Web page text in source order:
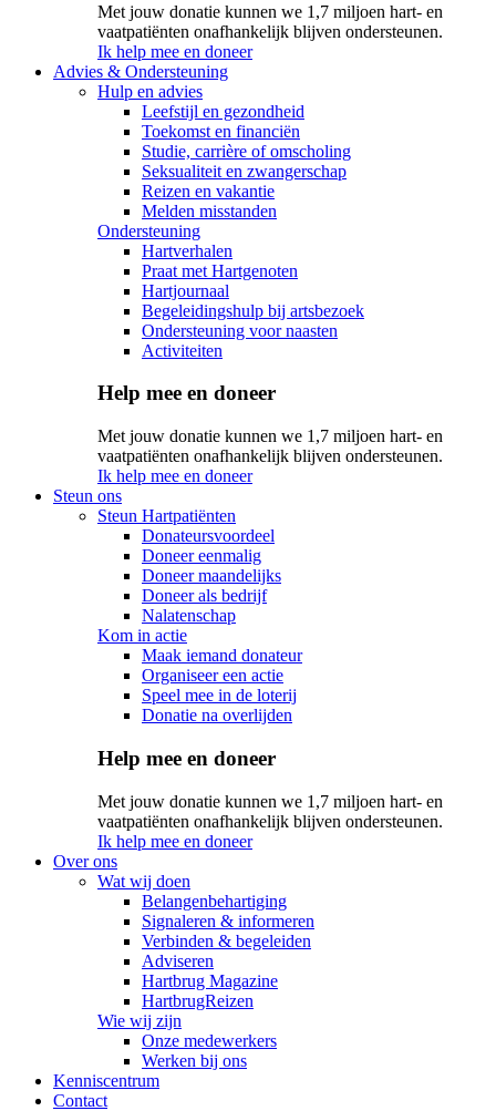
Met jouw donatie kunnen we 1,7 miljoen hart- en
vaatpatiënten onafhankelijk blijven ondersteunen.
Ik help mee en doneer
Advies & Ondersteuning
Hulp en advies
Leefstijl en gezondheid
Toekomst en financiën
Studie, carrière of omscholing
Seksualiteit en zwangerschap
Reizen en vakantie
Melden misstanden
Ondersteuning
Hartverhalen
Praat met Hartgenoten
Hartjournaal
Begeleidingshulp bij artsbezoek
Ondersteuning voor naasten
Activiteiten
Help mee en doneer
Met jouw donatie kunnen we 1,7 miljoen hart- en
vaatpatiënten onafhankelijk blijven ondersteunen.
Ik help mee en doneer
Steun ons
Steun Hartpatiënten
Donateursvoordeel
Doneer eenmalig
Doneer maandelijks
Doneer als bedrijf
Nalatenschap
Kom in actie
Maak iemand donateur
Organiseer een actie
Speel mee in de loterij
Donatie na overlijden
Help mee en doneer
Met jouw donatie kunnen we 1,7 miljoen hart- en
vaatpatiënten onafhankelijk blijven ondersteunen.
Ik help mee en doneer
Over ons
Wat wij doen
Belangenbehartiging
Signaleren & informeren
Verbinden & begeleiden
Adviseren
Hartbrug Magazine
HartbrugReizen
Wie wij zijn
Onze medewerkers
Werken bij ons
Kenniscentrum
Contact